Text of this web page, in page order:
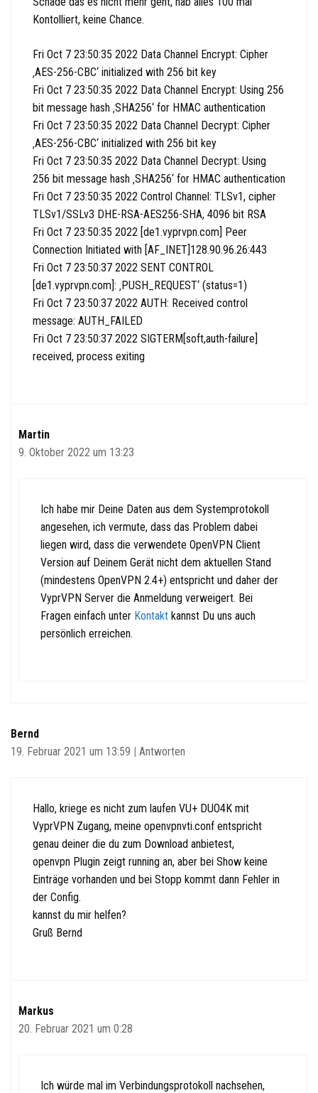
Kontolliert, keine Chance.
Fri Oct 7 23:50:35 2022 Data Channel Encrypt: Cipher
‚AES-256-CBC‘ initialized with 256 bit key
Fri Oct 7 23:50:35 2022 Data Channel Encrypt: Using 256
bit message hash ‚SHA256‘ for HMAC authentication
Fri Oct 7 23:50:35 2022 Data Channel Decrypt: Cipher
‚AES-256-CBC‘ initialized with 256 bit key
Fri Oct 7 23:50:35 2022 Data Channel Decrypt: Using
256 bit message hash ‚SHA256‘ for HMAC authentication
Fri Oct 7 23:50:35 2022 Control Channel: TLSv1, cipher
TLSv1/SSLv3 DHE-RSA-AES256-SHA, 4096 bit RSA
Fri Oct 7 23:50:35 2022 [de1.vyprvpn.com] Peer
Connection Initiated with [AF_INET]128.90.96.26:443
Fri Oct 7 23:50:37 2022 SENT CONTROL
[de1.vyprvpn.com]: ‚PUSH_REQUEST‘ (status=1)
Fri Oct 7 23:50:37 2022 AUTH: Received control
message: AUTH_FAILED
Fri Oct 7 23:50:37 2022 SIGTERM[soft,auth-failure]
received, process exiting
Martin
9. Oktober 2022 um 13:23
Ich habe mir Deine Daten aus dem Systemprotokoll
angesehen, ich vermute, dass das Problem dabei
liegen wird, dass die verwendete OpenVPN Client
Version auf Deinem Gerät nicht dem aktuellen Stand
(mindestens OpenVPN 2.4+) entspricht und daher der
VyprVPN Server die Anmeldung verweigert. Bei
Fragen einfach unter Kontakt kannst Du uns auch
persönlich erreichen.
Bernd
19. Februar 2021 um 13:59 | Antworten
Hallo, kriege es nicht zum laufen VU+ DUO4K mit
VyprVPN Zugang, meine openvpnvti.conf entspricht
genau deiner die du zum Download anbietest,
openvpn Plugin zeigt running an, aber bei Show keine
Einträge vorhanden und bei Stopp kommt dann Fehler in
der Config.
kannst du mir helfen?
Gruß Bernd
Markus
20. Februar 2021 um 0:28
Ich würde mal im Verbindungsprotokoll nachsehen,